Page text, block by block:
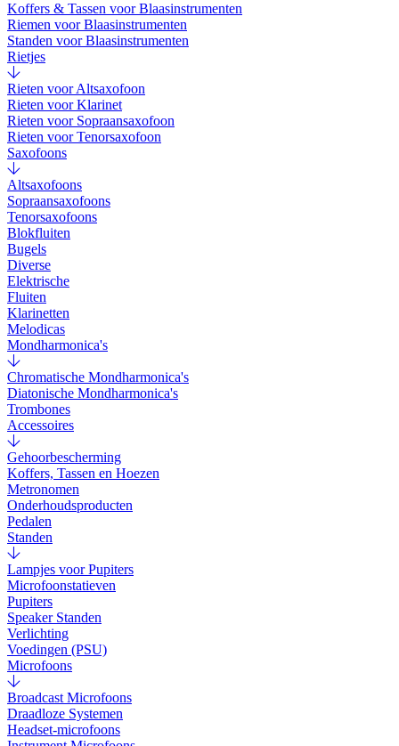
Koffers & Tassen voor Blaasinstrumenten
Riemen voor Blaasinstrumenten
Standen voor Blaasinstrumenten
Rietjes
Rieten voor Altsaxofoon
Rieten voor Klarinet
Rieten voor Sopraansaxofoon
Rieten voor Tenorsaxofoon
Saxofoons
Altsaxofoons
Sopraansaxofoons
Tenorsaxofoons
Blokfluiten
Bugels
Diverse
Elektrische
Fluiten
Klarinetten
Melodicas
Mondharmonica's
Chromatische Mondharmonica's
Diatonische Mondharmonica's
Trombones
Accessoires
Gehoorbescherming
Koffers, Tassen en Hoezen
Metronomen
Onderhoudsproducten
Pedalen
Standen
Lampjes voor Pupiters
Microfoonstatieven
Pupiters
Speaker Standen
Verlichting
Voedingen (PSU)
Microfoons
Broadcast Microfoons
Draadloze Systemen
Headset-microfoons